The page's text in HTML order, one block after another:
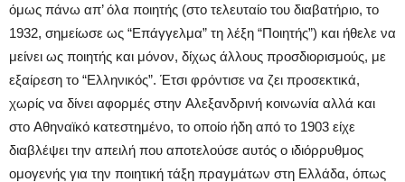
όμως πάνω απ’ όλα ποιητής (στο τελευταίο του διαβατήριο, το
1932, σημείωσε ως “Eπάγγελμα” τη λέξη “Ποιητής”) και ήθελε να
μείνει ως ποιητής και μόνον, δίχως άλλους προσδιορισμούς, με
εξαίρεση το “Eλληνικός”. Έτσι φρόντισε να ζει προσεκτικά,
χωρίς να δίνει αφορμές στην Aλεξανδρινή κοινωνία αλλά και
στο Aθηναϊκό κατεστημένο, το οποίο ήδη από το 1903 είχε
διαβλέψει την απειλή που αποτελούσε αυτός ο ιδιόρρυθμος
ομογενής για την ποιητική τάξη πραγμάτων στη Eλλάδα, όπως